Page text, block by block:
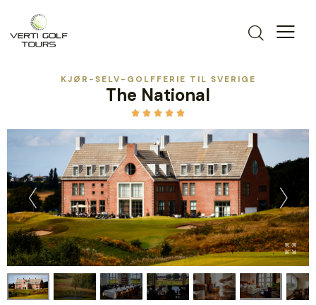
KJØR-SELV-GOLFFERIE TIL SVERIGE
The National
    